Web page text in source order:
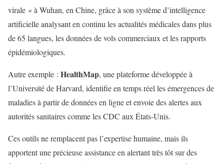
virale » à Wuhan, en Chine, grâce à son système d’intelligence
artificielle analysant en continu les actualités médicales dans plus
de 65 langues, les données de vols commerciaux et les rapports
épidémiologiques.
Autre exemple : HealthMap, une plateforme développée à
l’Université de Harvard, identifie en temps réel les émergences de
maladies à partir de données en ligne et envoie des alertes aux
autorités sanitaires comme les CDC aux États-Unis.
Ces outils ne remplacent pas l’expertise humaine, mais ils
apportent une précieuse assistance en alertant très tôt sur des